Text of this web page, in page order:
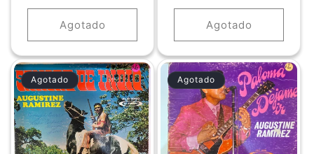
habitual
Agotado
habitual
Agotado
Agotado Agotado